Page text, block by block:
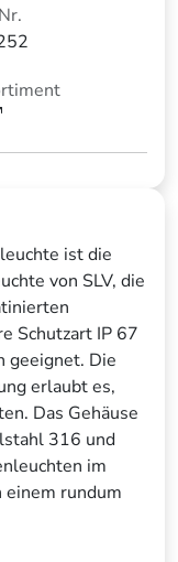
ist die
von SLV, die
Schutzart IP 67
geeignet. Die
erlaubt es,
Das Gehäuse
316 und
im
einem rundum